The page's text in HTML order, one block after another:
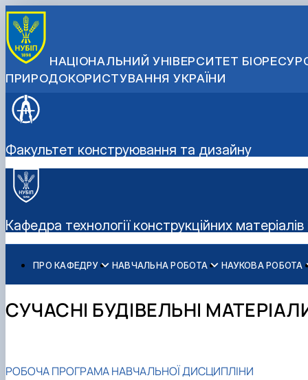
НАЦІОНАЛЬНИЙ УНІВЕРСИТЕТ
ПРИРОДОКОРИСТУВАННЯ УКРАЇНИ
Факультет конструювання та дизайну
Кафедра технології конструкційних
ПРО КАФЕДРУ
Історія кафедри
Профорієнтаційні заходи
НАВЧАЛЬНА РОБОТА
Навчальні дисципліни, робочі програми для ОС
Методичні матеріали для навчання студентів
НАУКОВА РОБОТА
Аспірантура
МАТЕРІАЛОЗНАВСТВО
СУЧАСНІ БУДІВЕЛЬНІ
РОБОЧА ПРОГРАМА НАВЧАЛЬНОЇ ДИСЦИПЛІНИ